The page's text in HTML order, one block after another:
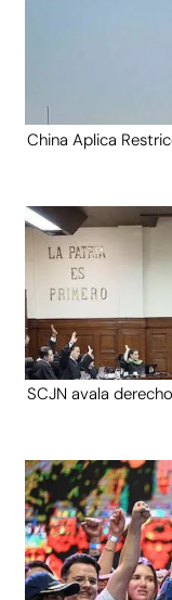
China Aplica
SCJN avala